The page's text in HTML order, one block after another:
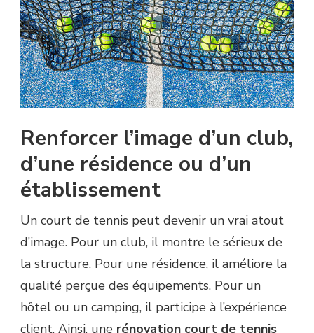
Renforcer l’image d’un club,
d’une résidence ou d’un
établissement
Un court de tennis peut devenir un vrai atout
d’image. Pour un club, il montre le sérieux de
la structure. Pour une résidence, il améliore la
qualité perçue des équipements. Pour un
hôtel ou un camping, il participe à l’expérience
client. Ainsi, une rénovation court de tennis